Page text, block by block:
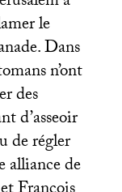
le
Dans
n’ont
des
d’asseoir
de régler
alliance de